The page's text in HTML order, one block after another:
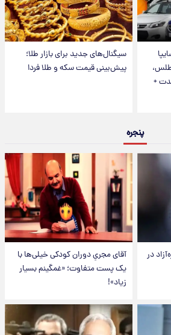
+
سیگنال‌های جدید برای بازار طلا؛
پیش‌بینی قیمت سکه و طلا فردا
پنجره
در
آقای مجریِ دوران کودکی خیلی‌ها با
یک پست متفاوت؛ «غمگینم بسیار
زیاد»!